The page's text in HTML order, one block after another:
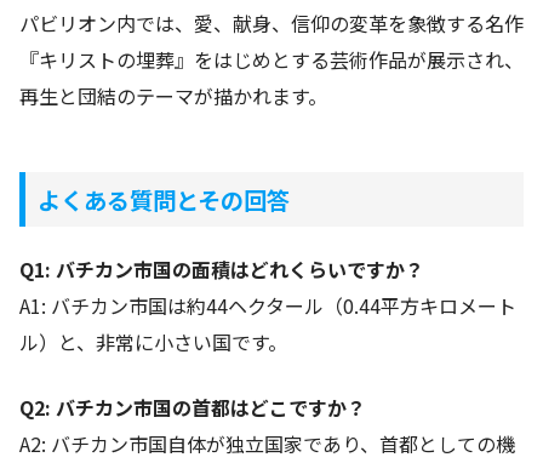
パビリオン内では、愛、献身、信仰の変革を象徴する名作
『キリストの埋葬』をはじめとする芸術作品が展示され、
再生と団結のテーマが描かれます。
よくある質問とその回答
Q1: バチカン市国の面積はどれくらいですか？
A1: バチカン市国は約44ヘクタール（0.44平方キロメート
ル）と、非常に小さい国です。
Q2: バチカン市国の首都はどこですか？
A2: バチカン市国自体が独立国家であり、首都としての機